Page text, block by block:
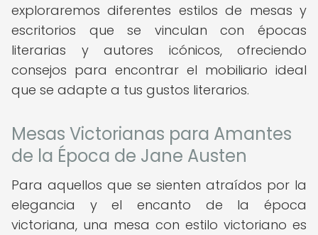
exploraremos diferentes estilos de mesas y
escritorios que se vinculan con épocas
literarias y autores icónicos, ofreciendo
consejos para encontrar el mobiliario ideal
que se adapte a tus gustos literarios.
Mesas Victorianas para Amantes
de la Época de Jane Austen
Para aquellos que se sienten atraídos por la
elegancia y el encanto de la época
victoriana, una mesa con estilo victoriano es